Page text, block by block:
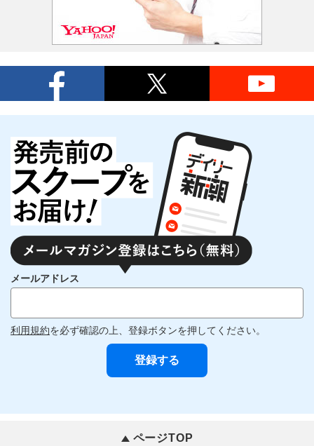
メールアドレス
利用規約を必ず確認の上、登録ボタンを押してください。
ページTOP